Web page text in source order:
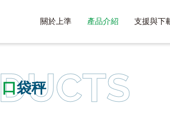
關於上準 產品介紹 支援與下
口袋秤